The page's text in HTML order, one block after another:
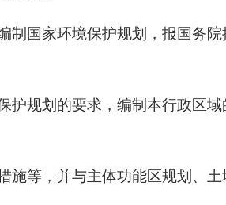
制国家环境保护规划，报国务
护规划的要求，编制本行政区
施等，并与主体功能区规划、